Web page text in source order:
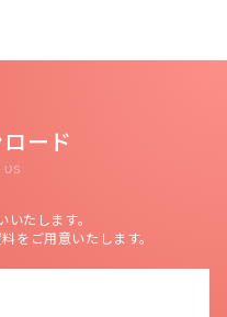
ード
US
たします。
をご用意いたします。